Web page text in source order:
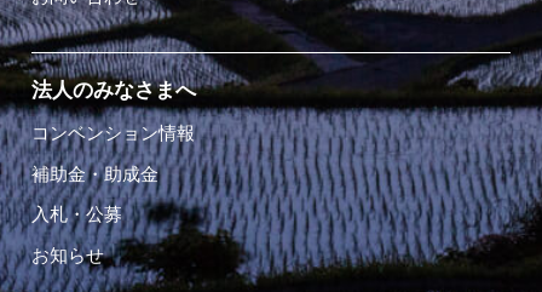
法人のみなさまへ
コンベンション情報
補助金・助成金
入札・公募
お知らせ